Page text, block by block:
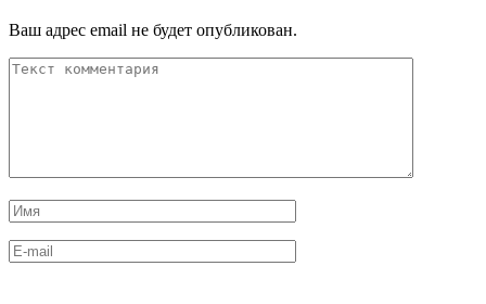
Ваш адрес email не будет опубликован.